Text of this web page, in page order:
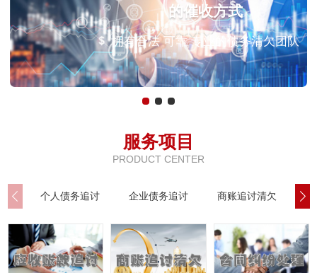
的催收方式
拥有合法 可靠 专业的债务清欠团队
服务项目
PRODUCT CENTER
个人债务追讨 企业债务追讨 商账追讨清欠